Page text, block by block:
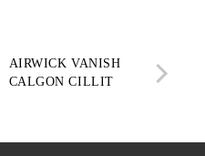
AIRWICK VANISH
CALGON CILLIT